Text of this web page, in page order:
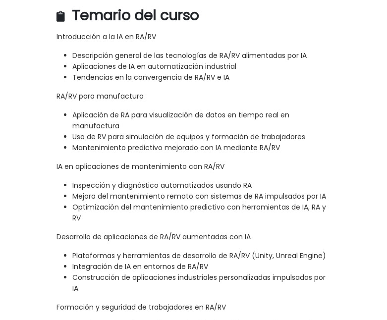
Temario del curso
Introducción a la IA en RA/RV
Descripción general de las tecnologías de RA/RV alimentadas por IA
Aplicaciones de IA en automatización industrial
Tendencias en la convergencia de RA/RV e IA
RA/RV para manufactura
Aplicación de RA para visualización de datos en tiempo real en
manufactura
Uso de RV para simulación de equipos y formación de trabajadores
Mantenimiento predictivo mejorado con IA mediante RA/RV
IA en aplicaciones de mantenimiento con RA/RV
Inspección y diagnóstico automatizados usando RA
Mejora del mantenimiento remoto con sistemas de RA impulsados por IA
Optimización del mantenimiento predictivo con herramientas de IA, RA y
RV
Desarrollo de aplicaciones de RA/RV aumentadas con IA
Plataformas y herramientas de desarrollo de RA/RV (Unity, Unreal Engine)
Integración de IA en entornos de RA/RV
Construcción de aplicaciones industriales personalizadas impulsadas por
IA
Formación y seguridad de trabajadores en RA/RV